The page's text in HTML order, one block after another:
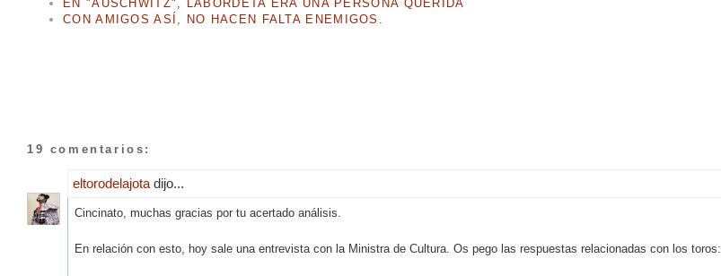
EN "AUSCHWITZ", LABORDETA ERA UNA PERSONA QUERIDA
CON AMIGOS ASÍ, NO HACEN FALTA ENEMIGOS.
19 comentarios:
eltorodelajota dijo...
Cincinato, muchas gracias por tu acertado análisis.
En relación con esto, hoy sale una entrevista con la Ministra de Cultura. Os pego las respuestas relacionadas con los toros: